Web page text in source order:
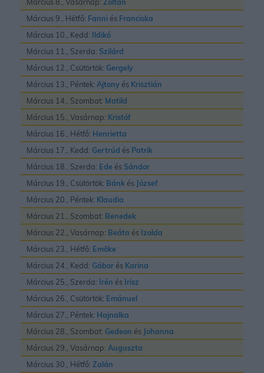
Március 9., Hétfő: Fanni és Franciska
Március 10., Kedd: Ildikó
Március 11., Szerda: Szilárd
Március 12., Csütörtök: Gergely
Március 13., Péntek: Ajtony és Krisztián
Március 14., Szombat: Matild
Március 15., Vasárnap: Kristóf
Március 16., Hétfő: Henrietta
Március 17., Kedd: Gertrúd és Patrik
Március 18., Szerda: Ede és Sándor
Március 19., Csütörtök: Bánk és József
Március 20., Péntek: Klaudia
Március 21., Szombat: Benedek
Március 22., Vasárnap: Beáta és Izolda
Március 23., Hétfő: Emõke
Március 24., Kedd: Gábor és Karina
Március 25., Szerda: Irén és Irisz
Március 26., Csütörtök: Emánuel
Március 27., Péntek: Hajnalka
Március 28., Szombat: Gedeon és Johanna
Március 29., Vasárnap: Auguszta
Március 30., Hétfő: Zalán